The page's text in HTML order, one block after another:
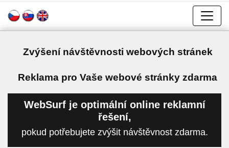
Zvýšení návštěvnosti webových stránek
Reklama pro Vaše webové stránky zdarma
WebSurf je optimální online reklamní
řešení,
pokud potřebujete zvýšit návštěvnost zdarma.